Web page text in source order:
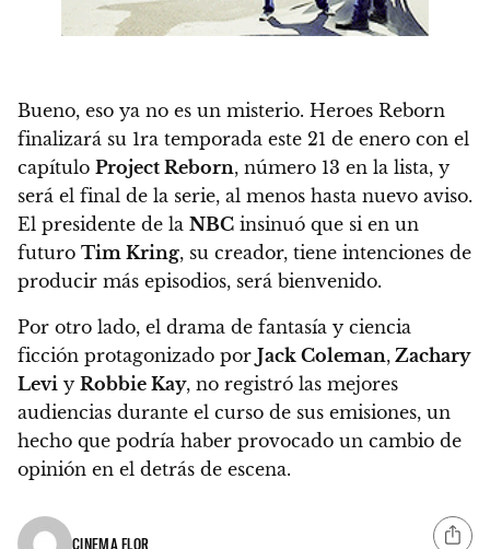
Bueno, eso ya no es un misterio. Heroes Reborn
finalizará su 1ra temporada este 21 de enero con el
capítulo Project Reborn, número 13 en la lista, y
será el final de la serie, al menos hasta nuevo aviso.
El presidente de la NBC insinuó que si en un
futuro Tim Kring, su creador, tiene intenciones de
producir más episodios, será bienvenido.
Por otro lado, el drama de fantasía y ciencia
ficción protagonizado por Jack Coleman, Zachary
Levi y Robbie Kay, no registró las mejores
audiencias durante el curso de sus emisiones, un
hecho que podría haber provocado un cambio de
opinión en el detrás de escena.
CINEMA FLOR